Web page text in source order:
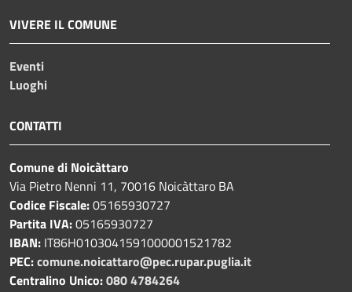
VIVERE IL COMUNE
Eventi
Luoghi
CONTATTI
Comune di Noicàttaro
Via Pietro Nenni 11, 70016 Noicàttaro BA
Codice Fiscale:05165930727
Partita IVA:05165930727
IBAN: IT86H0103041591000001521782
PEC:comune.noicattaro@pec.rupar.puglia.it
Centralino Unico:080 4784264